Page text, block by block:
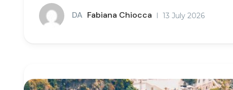
DA Fabiana Chiocca 13 July 2026